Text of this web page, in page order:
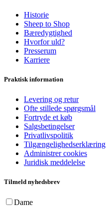
Historie
Sheep to Shop
Bæredygtighed
Hvorfor uld?
Presserum
Karriere
Praktisk information
Levering og retur
Ofte stillede spørgsmål
Fortryde et køb
Salgsbetingelser
Privatlivspolitik
Tilgængelighedserklæring
Administrer cookies
Juridisk meddelelse
Tilmeld nyhedsbrev
Dame